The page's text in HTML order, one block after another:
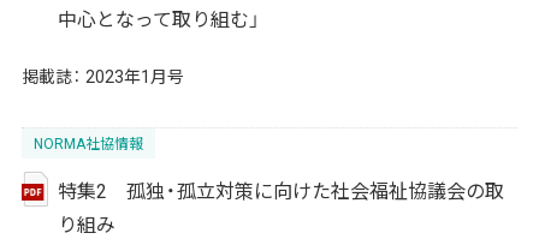
中心となって取り組む」
掲載誌： 2023年1月号
NORMA社協情報
特集2 孤独・孤立対策に向けた社会福祉協議会の取
り組み